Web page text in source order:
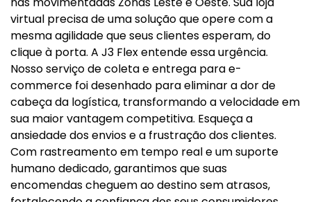
virtual precisa de uma solução que opere com a
mesma agilidade que seus clientes esperam, do
clique à porta. A J3 Flex entende essa urgência.
Nosso serviço de coleta e entrega para e-
commerce foi desenhado para eliminar a dor de
cabeça da logística, transformando a velocidade em
sua maior vantagem competitiva. Esqueça a
ansiedade dos envios e a frustração dos clientes.
Com rastreamento em tempo real e um suporte
humano dedicado, garantimos que suas
encomendas cheguem ao destino sem atrasos,